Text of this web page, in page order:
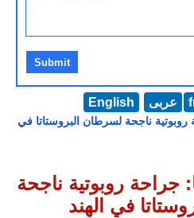
English عربى
ناجحة لسرطان البروستاتا في
روبوتية ناجحة
في الهند